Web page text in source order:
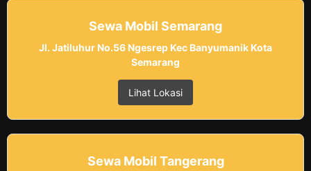
Sewa Mobil Semarang
Jl. Jatiluhur No.56 Ngesrep Kec Banyumanik Kota
Semarang
Lihat Lokasi
Sewa Mobil Tangerang